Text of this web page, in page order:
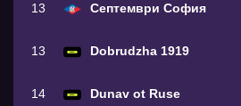
13 Септември София
13 Dobrudzha 1919
14 Dunav ot Ruse